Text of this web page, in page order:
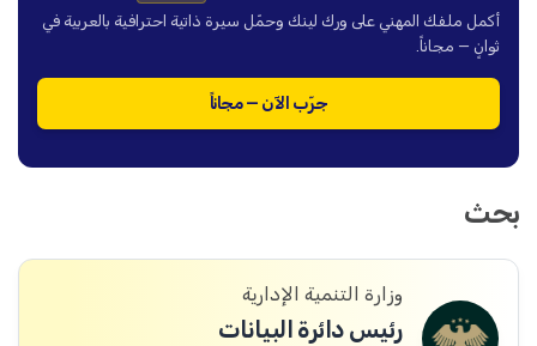
أكمل ملفك المهني على ورك لينك وحمّل سيرة ذاتية احترافية بالعربية في
ثوانٍ — مجاناً.
جرّب الآن — مجاناً
بحث
وزارة التنمية الإدارية
رئيس دائرة البيانات